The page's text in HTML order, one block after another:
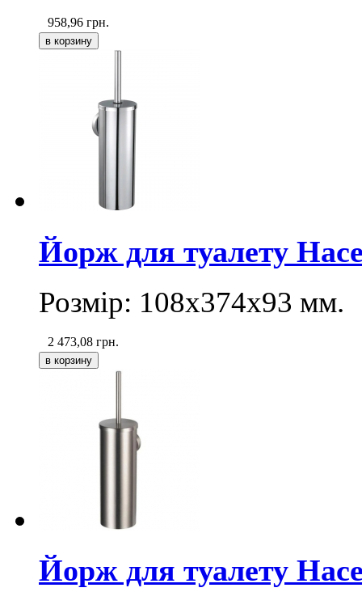
958,96 грн.
Йорж для туалету
Розмір: 108х374х93 мм.
2 473,08 грн.
Йорж для туалету